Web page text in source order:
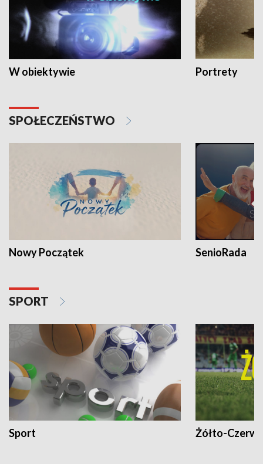
W obiektywie Portrety
SPOŁECZEŃSTWO
Nowy Początek SenioRada
SPORT
Sport Żółto-